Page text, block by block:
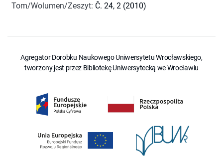
Tom/Wolumen/Zeszyt: Č. 24, 2 (2010)
Agregator Dorobku Naukowego Uniwersytetu Wrocławskiego,
tworzony jest przez Bibliotekę Uniwersytecką we Wrocławiu